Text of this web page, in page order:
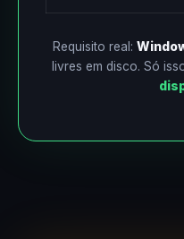
Requisito real:
livres em disco. Só